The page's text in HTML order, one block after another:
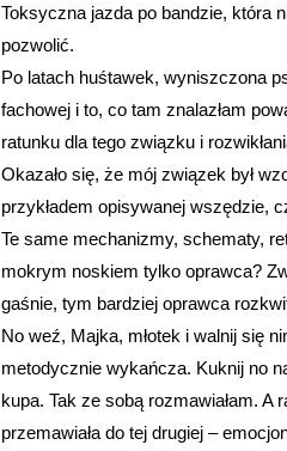
Toksyczna jazda po bandzie, która
pozwolić.
Po latach huśtawek, wyniszczona
fachowej i to, co tam znalazłam
ratunku dla tego związku i
Okazało się, że mój związek był
przykładem opisywanej wszędzie,
Te same mechanizmy, schematy,
mokrym noskiem tylko oprawca?
gaśnie, tym bardziej oprawca
No weź, Majka, młotek i walnij się
metodycznie wykańcza. Kuknij no
kupa. Tak ze sobą rozmawiałam. A
przemawiała do tej drugiej –